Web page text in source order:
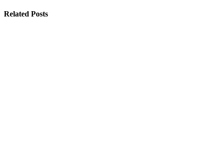
Related Posts